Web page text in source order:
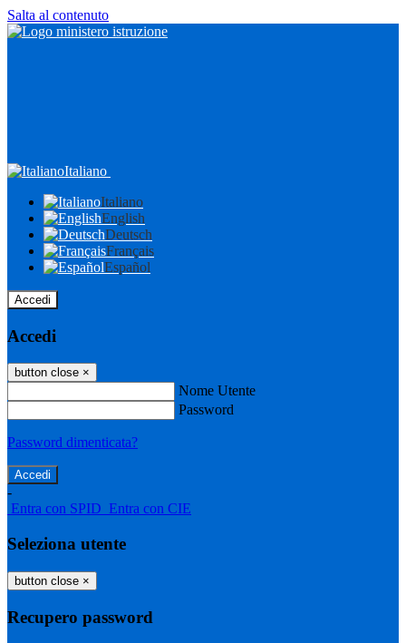
Salta al contenuto
Italiano
Italiano
English
Deutsch
Français
Español
Accedi
Accedi
button close ×
Nome Utente
Password
Password dimenticata?
-
Entra con SPID Entra con CIE
Seleziona utente
button close ×
Recupero password